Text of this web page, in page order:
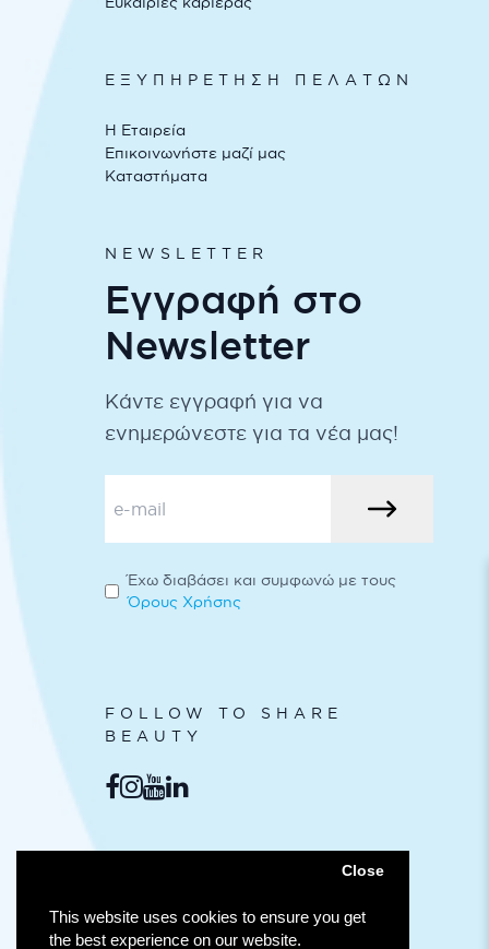
This website uses cookies to ensure you get
the best experience on our website.
Close
ΕΞΥΠΗΡΕΤΗΣΗ ΠΕΛΑΤΩΝ
Η Εταιρεία
Επικοινωνήστε μαζί μας
Καταστήματα
NEWSLETTER
Εγγραφή στο
Newsletter
Κάντε εγγραφή για να
ενημερώνεστε για τα νέα μας!
Έχω διαβάσει και συμφωνώ με τους
Όρους Χρήσης
FOLLOW TO SHARE
BEAUTY